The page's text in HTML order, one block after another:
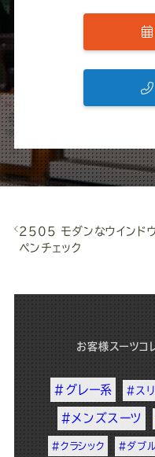
2505 モダンなウインド
ペンチェック
お客様スーツコ
#グレー系 #スリ
#メンズスーツ
#クラシック #ダブ